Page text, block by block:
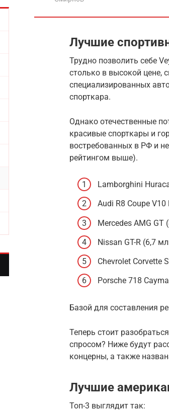
Лучшие
Трудно позволить себе
столько в высокой цене,
специализированных
спорткара.
Однако отечественные
красивые спорткары и
востребованных в РФ и
рейтингом выше).
Lamborghini
Audi R8 Coupe
Mercedes AMG GT
Nissan GT-R (6,7
Chevrolet Corvette
Porsche 718
Базой для составления
Теперь стоит
спросом? Ниже будут
концерны, а также
Лучшие
Топ-3 выглядит так: